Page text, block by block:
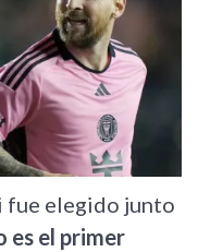
elegido junto
es el primer